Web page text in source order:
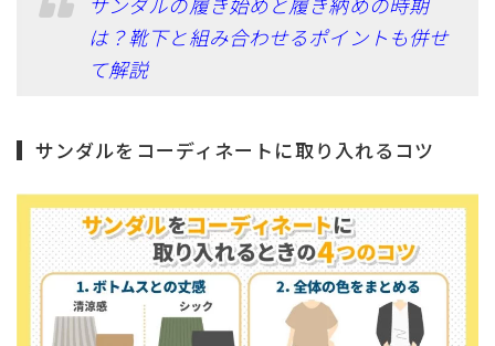
は？靴下と組み合わせるポイントも併せ
て解説
サンダルをコーディネートに取り入れるコツ